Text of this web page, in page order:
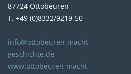
87724 Ottobeuren
T. +49 (0)8332/9219-50
info@ottobeuren-macht-
geschichte.de
www.ottobeuren-macht-